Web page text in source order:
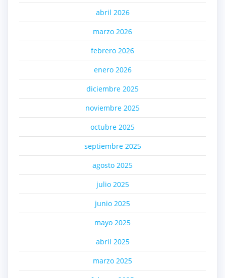
abril 2026
marzo 2026
febrero 2026
enero 2026
diciembre 2025
noviembre 2025
octubre 2025
septiembre 2025
agosto 2025
julio 2025
junio 2025
mayo 2025
abril 2025
marzo 2025